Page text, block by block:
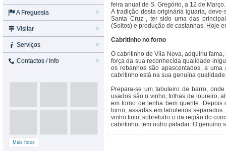
A Freguesia
Visitar
Serviços
Contactos / Info
Mais fotos
feira anual de S. Gregório, a 12 de Março.
A tradição desta originária iguaria,
Santa Cruz , ter sido uma das
(Soitos) e produção de castanhas. Hoje
Cabritinho no forno
O cabritinho de Vila Nova, adquiriu
força da sua reconhecida qualidade
os rebanhos são apascentados, a
cabritinho está na sua genuína qualidade.
Prepara-se um tabuleiro de barro,
usados são o vinho, folhas de loureiro,
em forno de lenha bem quente.
forno, assadas em tabuleiros
vinho tinto, sobretudo o da região do
cabritinho, tem outro paladar: O genuíno